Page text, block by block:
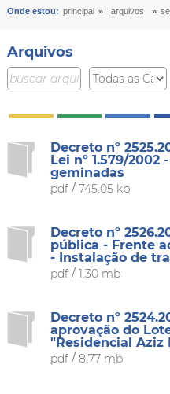
Onde estou: principal » arquivos »
Arquivos
Decreto nº
Lei nº 1.579/2002
geminadas
pdf/ 745.05 kb
Decreto nº
pública - Frente
- Instalação de
pdf/ 1.30 mb
Decreto nº
aprovação do
"Residencial Aziz
pdf/ 8.77 mb